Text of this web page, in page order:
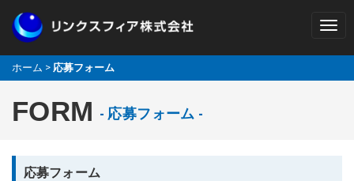
ホーム >応募フォーム
FORM - 応募フォーム -
応募フォーム